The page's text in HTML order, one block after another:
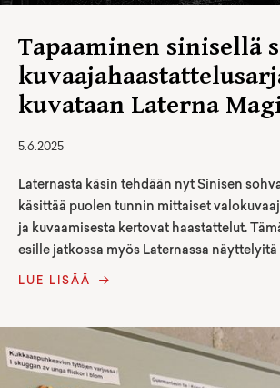
Tapaaminen sinisellä
kuvataan Laterna
5.6.2025
Laternasta käsin tehdään nyt Sinisen
käsittää puolen tunnin mittaiset
ja kuvaamisesta kertovat haastattelut.
esille jatkossa myös Laternassa
LUE LISÄÄ